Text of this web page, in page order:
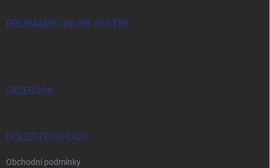
PŘIJÍMÁME ONLINE PLATBY
FACEBOOK
DŮLEŽITÉ ODKAZY
Obchodní podmínky